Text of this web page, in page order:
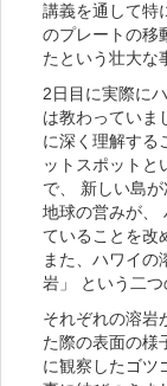
講義を通して特
のプレートの移
たという壮大な
2日目に実際に
は教わっていま
に深く理解する
ットスポットと
で、 新しい島
地球の営みが、
ていることを改
また、ハワイの
岩」 という二つ
それぞれの溶岩
た際の表面の様
に観察したゴツ